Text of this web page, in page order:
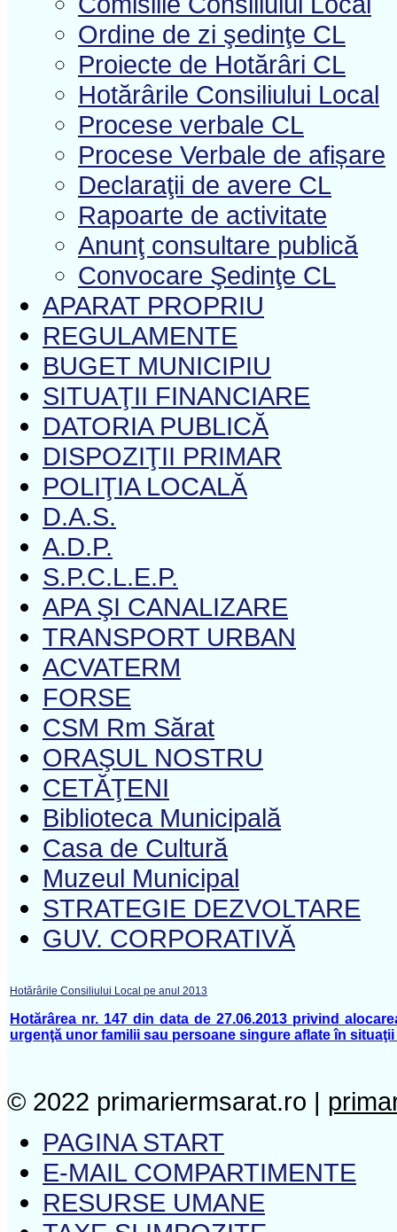
Ordine de zi şedinţe CL
Proiecte de Hotărâri CL
Hotărârile Consiliului Local
Procese verbale CL
Procese Verbale de afișare
Declaraţii de avere CL
Rapoarte de activitate
Anunţ consultare publică
Convocare Şedinţe CL
APARAT PROPRIU
REGULAMENTE
BUGET MUNICIPIU
SITUAŢII FINANCIARE
DATORIA PUBLICĂ
DISPOZIŢII PRIMAR
POLIŢIA LOCALĂ
D.A.S.
A.D.P.
S.P.C.L.E.P.
APA ŞI CANALIZARE
TRANSPORT URBAN
ACVATERM
FORSE
CSM Rm Sărat
ORAŞUL NOSTRU
CETĂŢENI
Biblioteca Municipală
Casa de Cultură
Muzeul Municipal
STRATEGIE DEZVOLTARE
GUV. CORPORATIVĂ
Hotărârile Consiliului Local pe anul 2013
Hotărârea nr. 147 din data de 27.06.2013 privind
urgenţă unor familii sau persoane singure aflate în
© 2022 primariermsarat.ro |
PAGINA START
E-MAIL COMPARTIMENTE
RESURSE UMANE